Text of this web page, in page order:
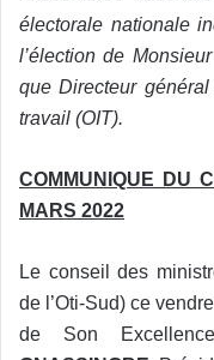
électorale nationale
l’élection de
que Directeur
travail (OIT).
COMMUNIQUE DU
MARS 2022
Le conseil des
de l’Oti-Sud) ce
de Son